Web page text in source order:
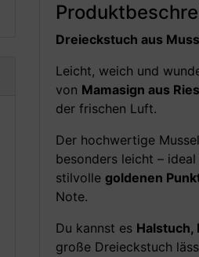
Dreieckstuch aus
Leicht, weich und
von Mamasign aus
der frischen Luft.
Der hochwertige
besonders leicht –
stilvolle goldenen
Note.
Du kannst es Halstuch,
große Dreieckstuch